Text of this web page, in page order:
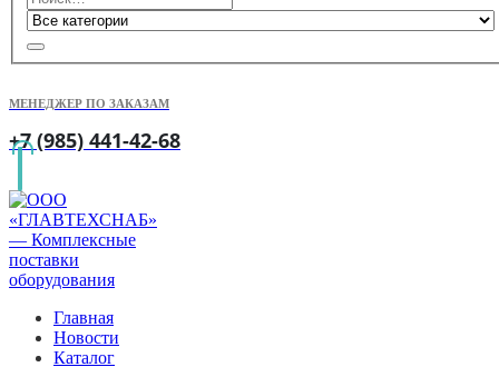
МЕНЕДЖЕР ПО ЗАКАЗАМ
+7 (985) 441-42-68
Главная
Новости
Каталог